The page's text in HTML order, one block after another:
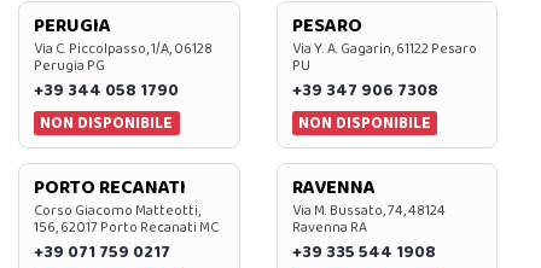
PERUGIA
Via C. Piccolpasso, 1/A, 06128
Perugia PG
+39 344 058 1790
NON DISPONIBILE
PESARO
Via Y. A. Gagarin, 61122 Pesaro
PU
+39 347 906 7308
NON DISPONIBILE
PORTO RECANATI
Corso Giacomo Matteotti,
156, 62017 Porto Recanati MC
+39 071 759 0217
RAVENNA
Via M. Bussato, 74, 48124
Ravenna RA
+39 335 544 1908